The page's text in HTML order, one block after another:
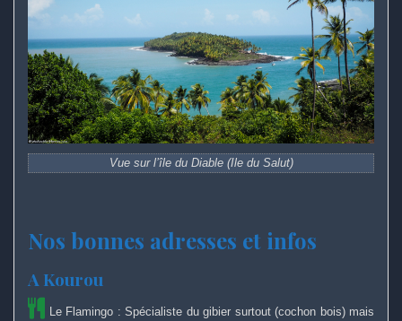
Vue sur l’île du Diable (Ile du Salut)
Nos bonnes adresses et infos
A Kourou
Le Flamingo : Spécialiste du gibier surtout (cochon bois) mais